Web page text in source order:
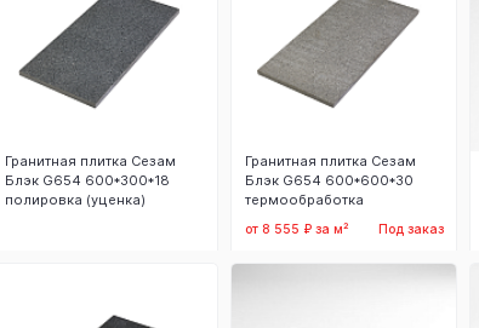
Гранитная плитка Сезам
Блэк G654 600*300*18
полировка (уценка)
Гранитная плитка Сезам
Блэк G654 600*600*30
термообработка
от 8 555 ₽ за м² Под заказ